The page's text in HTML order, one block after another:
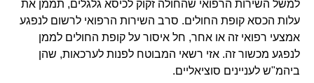
למשל השירות הרפואי שהחולה זקוק לכיסא גלגלים, תממן את
עלות הכסא קופת החולים. סרב השירות הרפואי לרשום לנפגע
אמצעי רפואי זה או אחר, חל איסור על קופת החולים לממן
לנפגע מכשור זה. אזי רשאי המבוטח לפנות לערכאות, שהן
ביהמ"ש לעניינים סוציאליים.